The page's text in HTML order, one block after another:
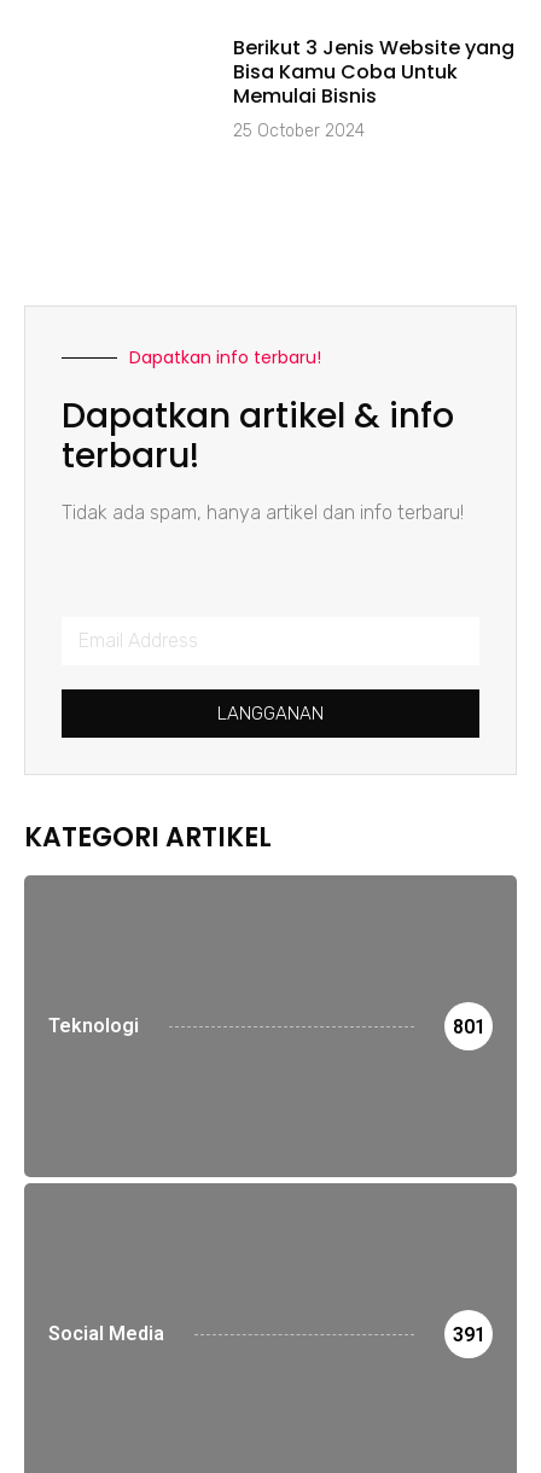
Berikut 3 Jenis Website yang
Bisa Kamu Coba Untuk
Memulai Bisnis
25 October 2024
Dapatkan info terbaru!
Dapatkan artikel & info
terbaru!
Tidak ada spam, hanya artikel dan info terbaru!
LANGGANAN
KATEGORI ARTIKEL
Teknologi 801
Social Media 391